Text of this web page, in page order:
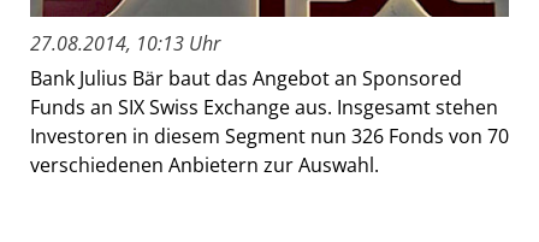
27.08.2014, 10:13 Uhr
Bank Julius Bär baut das Angebot an Sponsored
Funds an SIX Swiss Exchange aus. Insgesamt stehen
Investoren in diesem Segment nun 326 Fonds von 70
verschiedenen Anbietern zur Auswahl.